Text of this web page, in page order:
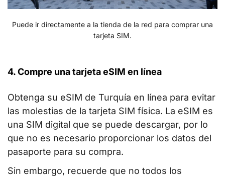
Puede ir directamente a la tienda de la red para comprar una
tarjeta SIM.
4. Compre una tarjeta eSIM en línea
Obtenga su eSIM de Turquía en línea para evitar
las molestias de la tarjeta SIM física. La eSIM es
una SIM digital que se puede descargar, por lo
que no es necesario proporcionar los datos del
pasaporte para su compra.
Sin embargo, recuerde que no todos los